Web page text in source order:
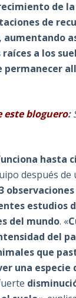
de
de
a los
permanecer
este bloguero:
hasta
después de
estudios
del mundo. «
del
que
una especie